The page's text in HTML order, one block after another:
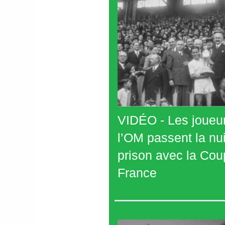
VIDÉO - Les
l’OM passent la
prison avec la
France